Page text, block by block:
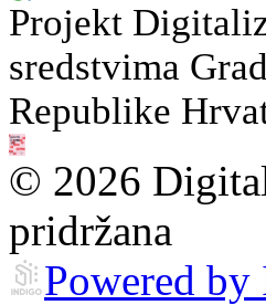
Projekt
sredstvima
Republike
© 2026
pridržana
Powered